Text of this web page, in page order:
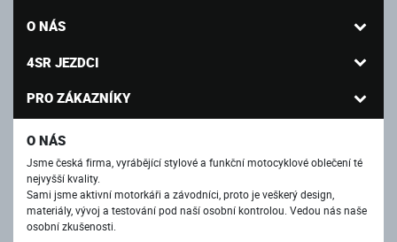
O NÁS
4SR JEZDCI
PRO ZÁKAZNÍKY
O NÁS
Jsme česká firma, vyrábějící stylové a funkční motocyklové oblečení té
nejvyšší kvality.
Sami jsme aktivní motorkáři a závodníci, proto je veškerý design,
materiály, vývoj a testování pod naší osobní kontrolou. Vedou nás naše
osobní zkušenosti.